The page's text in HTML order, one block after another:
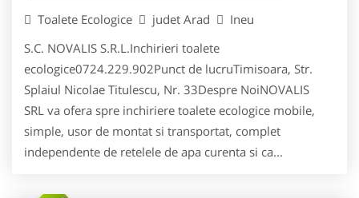
Toalete Ecologice judet Arad
Ineu
S.C. NOVALIS S.R.L.Inchirieri toalete
ecologice0724.229.902Punct de lucruTimisoara, Str.
Splaiul Nicolae Titulescu, Nr. 33Despre NoiNOVALIS
SRL va ofera spre inchiriere toalete ecologice mobile,
simple, usor de montat si transportat, complet
independente de retelele de apa curenta si ca...